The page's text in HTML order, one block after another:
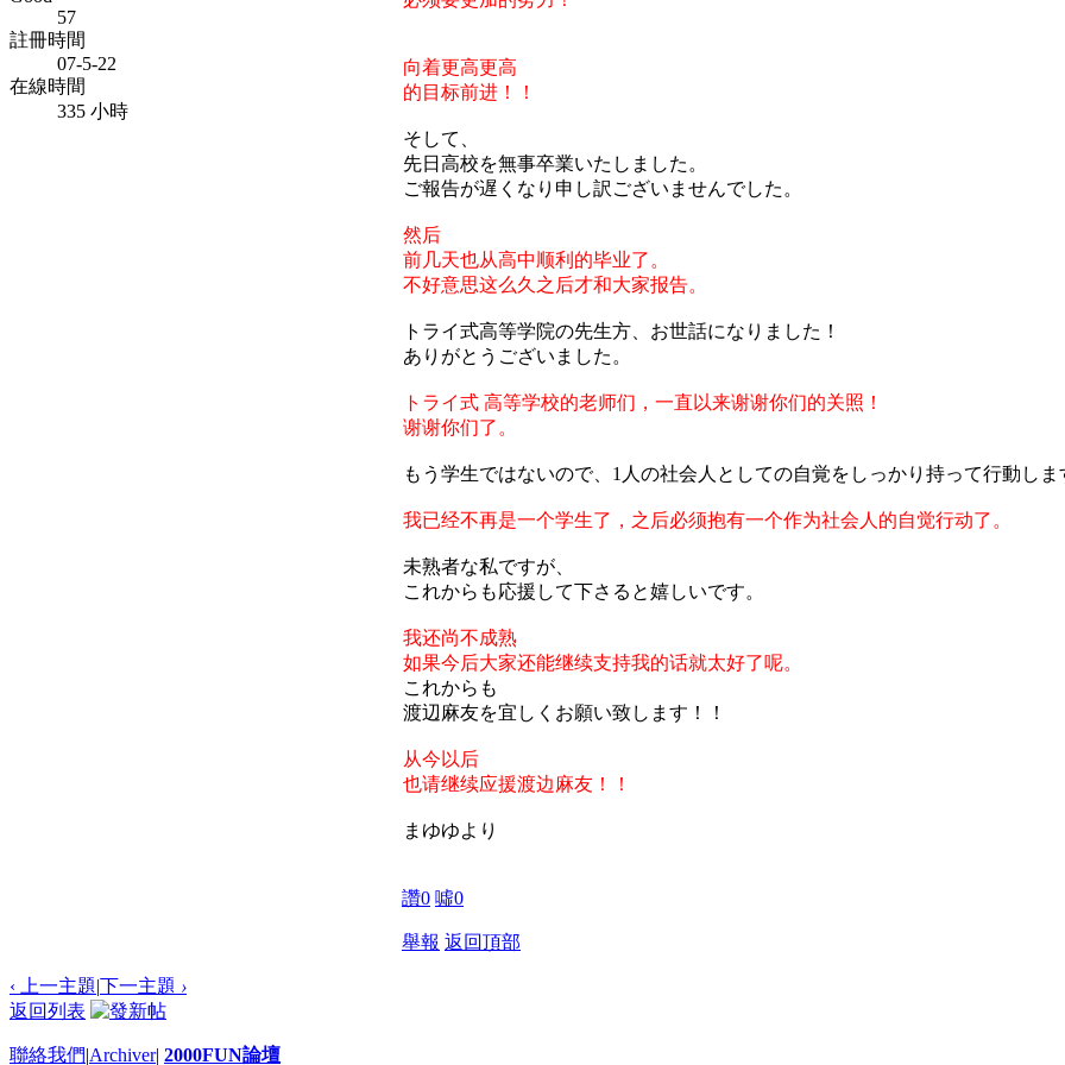
57
註冊時間
07-5-22
在線時間
335 小時
向着更高更高
的目标前进！！
そして、
先日高校を無事卒業いたしました。
ご報告が遅くなり申し訳ございませんでした。
然后
前几天也从高中顺利的毕业了。
不好意思这么久之后才和大家报告。
トライ式高等学院の先生方、お世話になりました！
ありがとうございました。
トライ式 高等学校的老师们，一直以来谢谢你们的关照！
谢谢你们了。
もう学生ではないので、1人の社会人としての自覚をしっかり持って行動しま
我已经不再是一个学生了，之后必须抱有一个作为社会人的自觉行动了。
未熟者な私ですが、
これからも応援して下さると嬉しいです。
我还尚不成熟
如果今后大家还能继续支持我的话就太好了呢。
これからも
渡辺麻友を宜しくお願い致します！！
从今以后
也请继续应援渡边麻友！！
まゆゆより
讚0 噓0
舉報 返回頂部
‹ 上一主題|下一主題 ›
返回列表
聯絡我們|Archiver| 2000FUN論壇